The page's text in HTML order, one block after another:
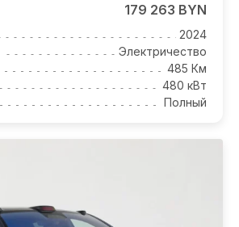
179 263 BYN
2024
Электричество
485 Км
480 кВт
Полный